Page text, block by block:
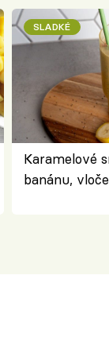
SLADKÉ
Karamelové
banánu,